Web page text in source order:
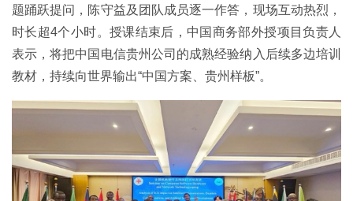
题踊跃提问，陈守益及团队成员逐一作答，现场互动热烈，
时长超4个小时。授课结束后，中国商务部外授项目负责人
表示，将把中国电信贵州公司的成熟经验纳入后续多边培训
教材，持续向世界输出“中国方案、贵州样板”。